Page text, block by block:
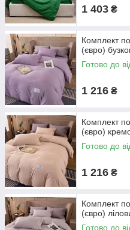
1 403 ₴
Комплект
(євро)
Готово до
1 216 ₴
Комплект
(євро)
Готово до
1 216 ₴
Комплект
(євро)
Готово до